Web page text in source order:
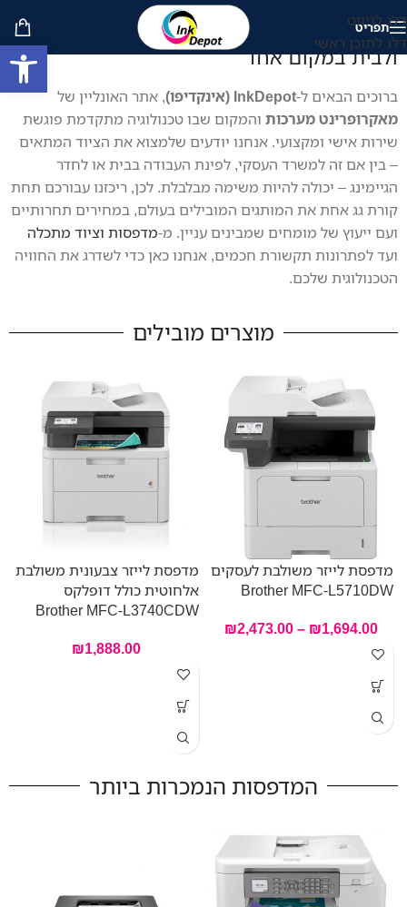
דלג לניווט
דלג לתוכן ראשי
תפריט אינקדיפו | InkDepot – כל הפתרונות למשרד
ולבית במקום אחד
ברוכים הבאים ל-InkDepot (אינקדיפו)
, אתר האונליין של
מאקרופרינט מערכות והמקום שבו טכנולוגיה מתקדמת פוגשת
שירות אישי ומקצועי. אנחנו יודעים שלמצוא את הציוד המתאים
– בין אם זה למשרד העסקי, לפינת העבודה בבית או לחדר
הגיימינג – יכולה להיות משימה מבלבלת. לכן, ריכזנו עבורכם תחת
קורת גג אחת את המותגים המובילים בעולם, במחירים תחרותיים
ועם ייעוץ של מומחים שמבינים עניין. מ-מדפסות וציוד מתכלה
ועד לפתרונות תקשורת חכמים, אנחנו כאן כדי לשדרג את החוויה
הטכנולוגית שלכם.
מוצרים מובילים
מדפסת לייזר משולבת לעסקים
Brother MFC-L5710DW
₪1,694.00
–
₪2,473.00
מדפסת לייזר צבעונית משולבת
אלחוטית כולל דופלקס
Brother MFC-L3740CDW
₪1,888.00
המדפסות הנמכרות ביותר
פתח